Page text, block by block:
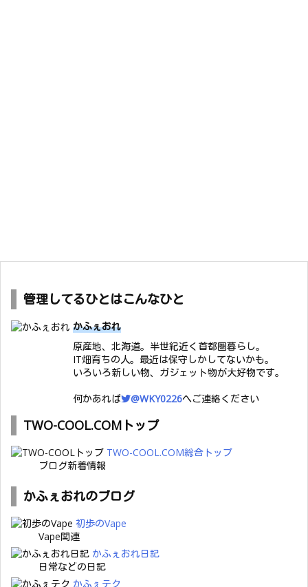
管理してるひとはこんなひと
かふぇおれ
原産地、北海道。半世紀近く首都圏暮らし。
IT畑育ちの人。最近は保守しかしてないかも。
いろいろ新しい物、ガジェット物が大好物です。
何かあれば
@WKY0226へご連絡ください
TWO-COOL.COMトップ
TWO-COOL.COM総合トップ
ブログ新着情報
かふぇおれのブログ
初歩のVape
Vape関連
かふぇおれ日記
日常などの日記
かふぇテク